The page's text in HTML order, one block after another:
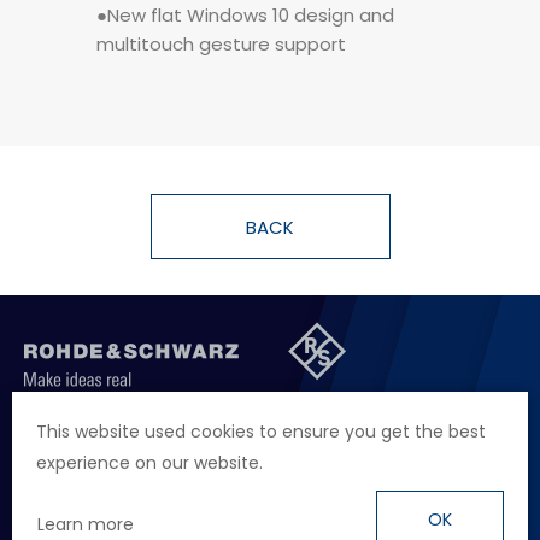
This website used cookies to ensure you get the best
experience on our website.
Learn more OK
●New flat Windows 10 design and
multitouch gesture support
●Supports R&S®FSL / FPS / FPL1000 /
FSV3000 / FSVA3000 / FSV / FSVA / FSW
● Automatic feed switcher for 6 GHZ
to 90 GHz OOB testing
BACK
聯絡我們 徵才資訊 隱私權政策 網站聲明
地址
台北市114內湖區堤頂大道二段89號4樓
信箱
marketing.taiwan@rohde-schwarz.com